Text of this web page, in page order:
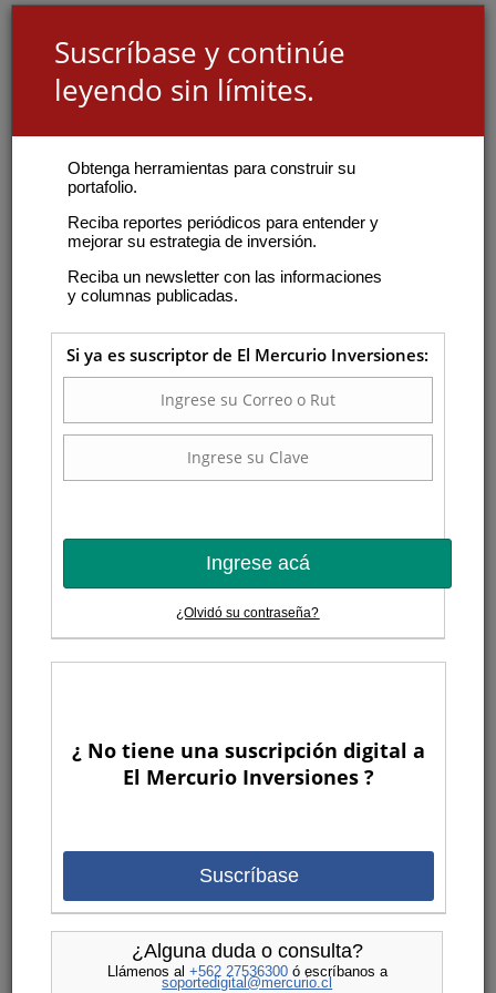
Suscríbase y continúe
leyendo sin límites.
Obtenga herramientas para construir su
portafolio.
Reciba reportes periódicos para entender y
mejorar su estrategia de inversión.
Reciba un newsletter con las informaciones
y columnas publicadas.
Si ya es suscriptor de El Mercurio Inversiones:
Ingrese acá
¿Olvidó su contraseña?
¿ No tiene una suscripción digital a
El Mercurio Inversiones ?
Suscríbase
¿Alguna duda o consulta?
Llámenos al +562 27536300ó escríbanos a
soportedigital@mercurio.cl